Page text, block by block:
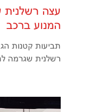
עצה
המנוע ברכב
תביעות קטנות
רשלנית שגרמה